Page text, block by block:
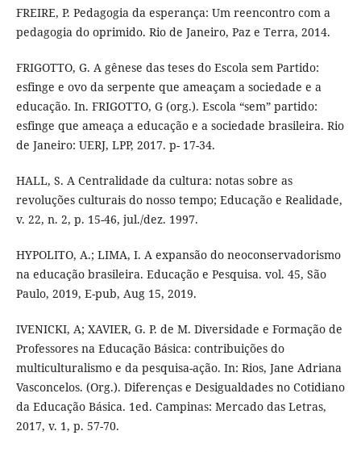
FREIRE, P. Pedagogia da esperança: Um reencontro com a
pedagogia do oprimido. Rio de Janeiro, Paz e Terra, 2014.
FRIGOTTO, G. A gênese das teses do Escola sem Partido:
esfinge e ovo da serpente que ameaçam a sociedade e a
educação. In. FRIGOTTO, G (org.). Escola “sem” partido:
esfinge que ameaça a educação e a sociedade brasileira. Rio
de Janeiro: UERJ, LPP, 2017. p- 17-34.
HALL, S. A Centralidade da cultura: notas sobre as
revoluções culturais do nosso tempo; Educação e Realidade,
v. 22, n. 2, p. 15-46, jul./dez. 1997.
HYPOLITO, A.; LIMA, I. A expansão do neoconservadorismo
na educação brasileira. Educação e Pesquisa. vol. 45, São
Paulo, 2019, E-pub, Aug 15, 2019.
IVENICKI, A; XAVIER, G. P. de M. Diversidade e Formação de
Professores na Educação Básica: contribuições do
multiculturalismo e da pesquisa-ação. In: Rios, Jane Adriana
Vasconcelos. (Org.). Diferenças e Desigualdades no Cotidiano
da Educação Básica. 1ed. Campinas: Mercado das Letras,
2017, v. 1, p. 57-70.